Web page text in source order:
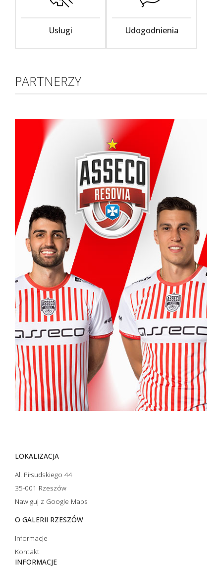
Usługi Udogodnienia
PARTNERZY
LOKALIZACJA
Al. Piłsudskiego 44
35-001 Rzeszów
Nawiguj z Google Maps
O GALERII RZESZÓW
Informacje
Kontakt
INFORMACJE